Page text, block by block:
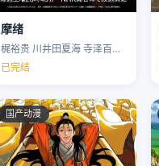
摩绪
梶裕贵 川井田夏海 寺泽百花 下野纮 …
已完结
国产动漫